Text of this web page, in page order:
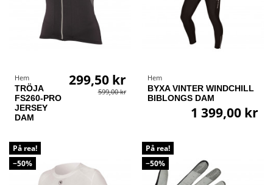
Hem
TRÖJA
FS260-PRO
JERSEY
DAM
299,50 kr
599,00 kr
Hem
BYXA VINTER WINDCHILL
BIBLONGS DAM
1 399,00 kr
På rea!
−50%
På rea!
−50%